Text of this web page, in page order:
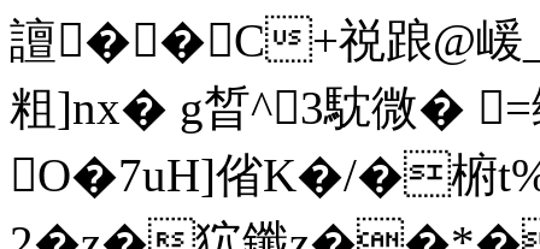
譠��C+祱踉@
粗]nx� g晳^3馾微�
O�7uH]偗K�/�椨